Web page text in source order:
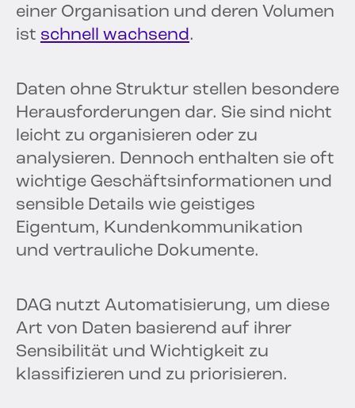
einer Organisation und deren Volumen
ist schnell wachsend.
Daten ohne Struktur stellen besondere
Herausforderungen dar. Sie sind nicht
leicht zu organisieren oder zu
analysieren. Dennoch enthalten sie oft
wichtige Geschäftsinformationen und
sensible Details wie geistiges
Eigentum, Kundenkommunikation
und vertrauliche Dokumente.
DAG nutzt Automatisierung, um diese
Art von Daten basierend auf ihrer
Sensibilität und Wichtigkeit zu
klassifizieren und zu priorisieren.